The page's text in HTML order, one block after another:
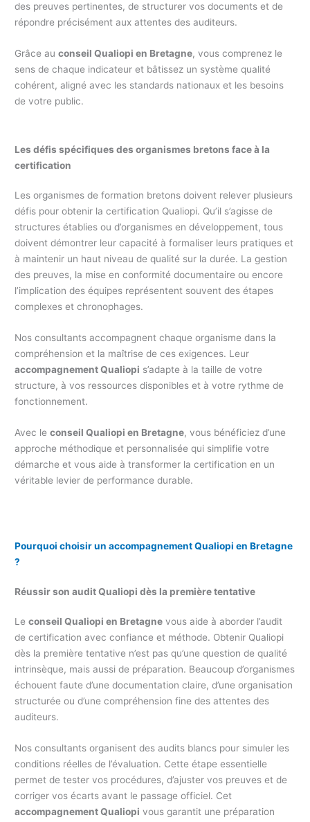
des preuves pertinentes, de structurer vos documents et de
répondre précisément aux attentes des auditeurs.
Grâce auconseil Qualiopi en Bretagne, vous comprenez le
sens de chaque indicateur et bâtissez un système qualité
cohérent, aligné avec les standards nationaux et les besoins
de votre public.
Les défis spécifiques des organismes bretons face à la
certification
Les organismes de formation bretons doivent relever plusieurs
défis pour obtenir la certification Qualiopi. Qu’il s’agisse de
structures établies ou d’organismes en développement, tous
doivent démontrer leur capacité à formaliser leurs pratiques et
à maintenir un haut niveau de qualité sur la durée. La gestion
des preuves, la mise en conformité documentaire ou encore
l’implication des équipes représentent souvent des étapes
complexes et chronophages.
Nos consultants accompagnent chaque organisme dans la
compréhension et la maîtrise de ces exigences. Leur
accompagnement Qualiopi s’adapte à la taille de votre
structure, à vos ressources disponibles et à votre rythme de
fonctionnement.
Avec leconseil Qualiopi en Bretagne, vous bénéficiez d’une
approche méthodique et personnalisée qui simplifie votre
démarche et vous aide à transformer la certification en un
véritable levier de performance durable.
Pourquoi choisir un accompagnement Qualiopi en Bretagne
?
Réussir son audit Qualiopi dès la première tentative
Leconseil Qualiopi en Bretagne vous aide à aborder l’audit
de certification avec confiance et méthode. Obtenir Qualiopi
dès la première tentative n’est pas qu’une question de qualité
intrinsèque, mais aussi de préparation. Beaucoup d’organismes
échouent faute d’une documentation claire, d’une organisation
structurée ou d’une compréhension fine des attentes des
auditeurs.
Nos consultants organisent des audits blancs pour simuler les
conditions réelles de l’évaluation. Cette étape essentielle
permet de tester vos procédures, d’ajuster vos preuves et de
corriger vos écarts avant le passage officiel. Cet
accompagnement Qualiopi vous garantit une préparation